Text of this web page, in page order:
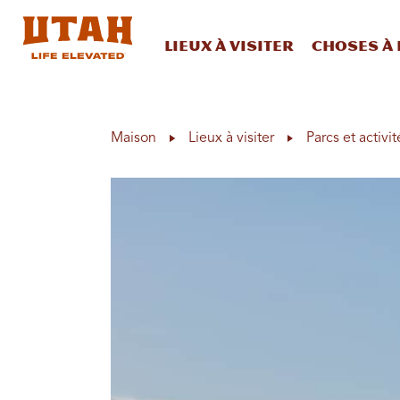
Lieux à visiter Choses
Maison Lieux à visiter Parcs et